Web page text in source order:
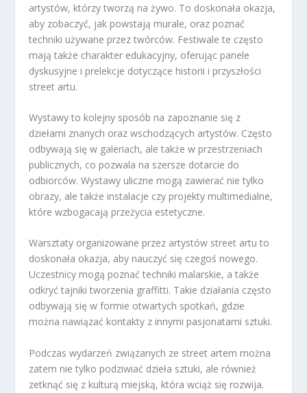
artystów, którzy tworzą na żywo. To doskonała okazja,
aby zobaczyć, jak powstają murale, oraz poznać
techniki używane przez twórców. Festiwale te często
mają także charakter edukacyjny, oferując panele
dyskusyjne i prelekcje dotyczące historii i przyszłości
street artu.
Wystawy to kolejny sposób na zapoznanie się z
dziełami znanych oraz wschodzących artystów. Często
odbywają się w galeriach, ale także w przestrzeniach
publicznych, co pozwala na szersze dotarcie do
odbiorców. Wystawy uliczne mogą zawierać nie tylko
obrazy, ale także instalacje czy projekty multimedialne,
które wzbogacają przeżycia estetyczne.
Warsztaty organizowane przez artystów street artu to
doskonała okazja, aby nauczyć się czegoś nowego.
Uczestnicy mogą poznać techniki malarskie, a także
odkryć tajniki tworzenia graffitti. Takie działania często
odbywają się w formie otwartych spotkań, gdzie
można nawiązać kontakty z innymi pasjonatami sztuki.
Podczas wydarzeń związanych ze street artem można
zatem nie tylko podziwiać dzieła sztuki, ale również
zetknąć się z kulturą miejską, która wciąż się rozwija.